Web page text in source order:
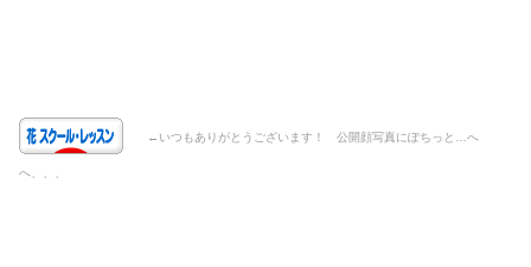
←いつもありがとうございます！ 公開顔写真にぽちっと…へ
へ、、、